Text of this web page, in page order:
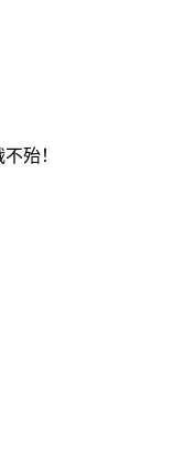
殆！